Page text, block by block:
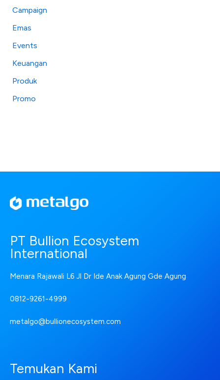
Campaign
Emas
Events
Keuangan
Produk
Promo
PT Bullion Ecosystem
International
Menara Rajawali L6 Jl Dr Ide Anak Agung Gde Agung
0812-9261-4999
metalgo@bullionecosystem.com
Temukan Kami